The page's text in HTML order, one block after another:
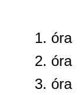
1. óra
2. óra
3. óra